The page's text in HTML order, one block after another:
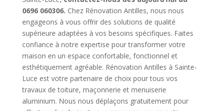
0696 060306. Chez Rénovation Antilles, nous nous
engageons à vous offrir des solutions de qualité
supérieure adaptées à vos besoins spécifiques. Faites
confiance à notre expertise pour transformer votre
maison en un espace confortable, fonctionnel et
esthétiquement agréable. Rénovation Antilles à Sainte-
Luce est votre partenaire de choix pour tous vos
travaux de toiture, maçonnerie et menuiserie
aluminium. Nous nous déplaçons gratuitement pour